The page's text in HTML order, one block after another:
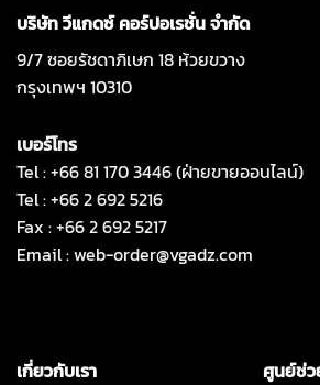
บริษัท วีแกดซ์ คอร์ปอเรชั่น จำกัด
9/7 ซอยรัชดาภิเษก 18 ห้วยขวาง
กรุงเทพฯ 10310
เบอร์โทร
Tel : +66 81 170 3446 (ฝ่ายขายออนไลน์)
Tel : +66 2 692 5216
Fax : +66 2 692 5217
Email :web-order@vgadz.com
เกี่ยวกับเรา
ศูนย์ช่ว